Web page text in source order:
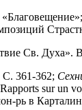
Св. Духа». В
С. 361-362;
Rapports sur un
рь в